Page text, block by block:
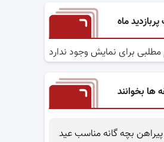
ماه
برای نمایش وجود ندارد
ها بخوانند
بچه گانه مناسب عید